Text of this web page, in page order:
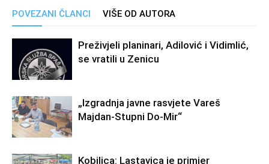
POVEZANI ČLANCI VIŠE OD AUTORA
Preživjeli planinari, Adilović i Vidimlić,
se vratili u Zenicu
„Izgradnja javne rasvjete Vareš
Majdan-Stupni Do-Mir“
Kobilica: Lastavica je primjer